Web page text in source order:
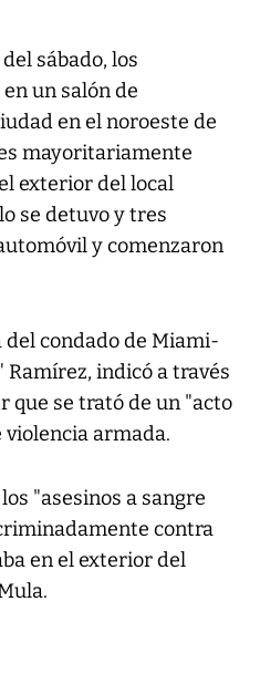
sábado, los
un salón de
en el noroeste de
mayoritariamente
exterior del local
se detuvo y tres
y comenzaron
condado de Miami-
indicó a través
que se trató de un "acto
violencia armada.
"asesinos a sangre
contra
en el exterior del